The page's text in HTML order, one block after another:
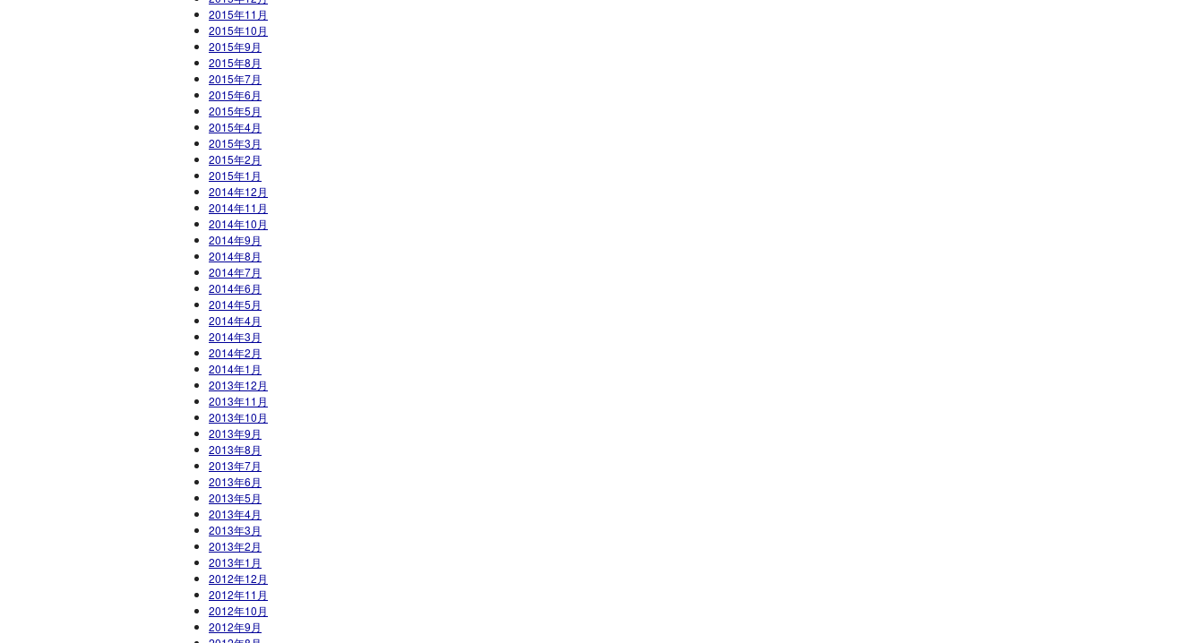
2015年11月
2015年10月
2015年9月
2015年8月
2015年7月
2015年6月
2015年5月
2015年4月
2015年3月
2015年2月
2015年1月
2014年12月
2014年11月
2014年10月
2014年9月
2014年8月
2014年7月
2014年6月
2014年5月
2014年4月
2014年3月
2014年2月
2014年1月
2013年12月
2013年11月
2013年10月
2013年9月
2013年8月
2013年7月
2013年6月
2013年5月
2013年4月
2013年3月
2013年2月
2013年1月
2012年12月
2012年11月
2012年10月
2012年9月